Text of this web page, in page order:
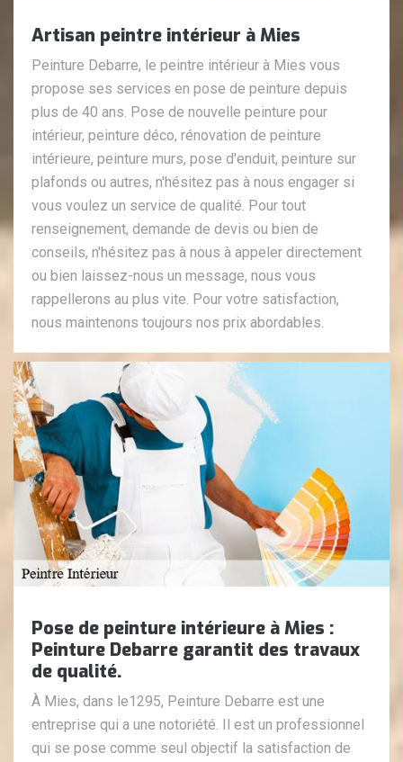
Artisan peintre intérieur à Mies
Peinture Debarre, le peintre intérieur à Mies vous
propose ses services en pose de peinture depuis
plus de 40 ans. Pose de nouvelle peinture pour
intérieur, peinture déco, rénovation de peinture
intérieure, peinture murs, pose d'enduit, peinture sur
plafonds ou autres, n'hésitez pas à nous engager si
vous voulez un service de qualité. Pour tout
renseignement, demande de devis ou bien de
conseils, n'hésitez pas à nous à appeler directement
ou bien laissez-nous un message, nous vous
rappellerons au plus vite. Pour votre satisfaction,
nous maintenons toujours nos prix abordables.
Pose de peinture intérieure à Mies :
Peinture Debarre garantit des travaux
de qualité.
À Mies, dans le1295, Peinture Debarre est une
entreprise qui a une notoriété. Il est un professionnel
qui se pose comme seul objectif la satisfaction de